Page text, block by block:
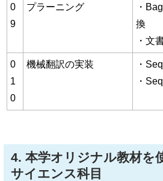
0
9
プラーニング
・
換
・文
0
1
0
機械翻訳の実装
・
・
4. 本学オリジナル教材を
サイエンス科目